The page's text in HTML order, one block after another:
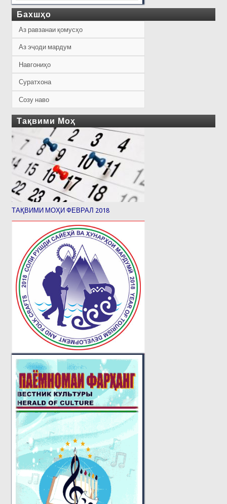
Бахшҳо
Аз равзанаи қомусҳо
Аз эҷоди мардум
Навгониҳо
Суратхона
Созу наво
Тақвими Моҳ
ТАҚВИМИ МОҲИ ФЕВРАЛ 2018